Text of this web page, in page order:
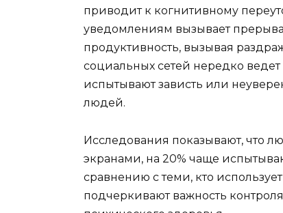
приводит к когнитивному
уведомлениям вызывает
продуктивность, вызывая
социальных сетей нередко
испытывают зависть или
людей.
Исследования показывают, что
экранами, на 20% чаще
сравнению с теми, кто
подчеркивают важность